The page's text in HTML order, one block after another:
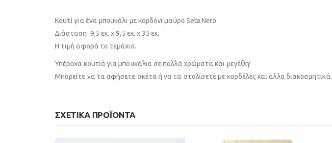
Κουτί για ένα μπουκάλι με κορδόνι μαύρο Seta Nero
Διάσταση: 9,5 εκ. x 9,5 εκ. x 35 εκ.
Η τιμή αφορά το τεμάχιο.
Υπέροχα κουτιά για μπουκάλια σε πολλά χρώματα και μεγέθη!
Μπορείτε να τα αφήσετε σκέτα ή να τα στολίσετε με κορδέλες και άλλα διακοσμητικά.
ΣΧΕΤΙΚΆ ΠΡΟΪΌΝΤΑ